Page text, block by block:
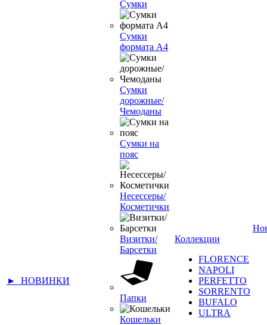
► НОВИНКИ
Сумки
Сумки
формата А4
Сумки
дорожные/
Чемоданы
Сумки на
пояс
Несессеры/
Косметички
Визитки/
Барсетки
Папки
Кошельки
Коллекции
FLORENCE
NAPOLI
PERFETTO
SORRENTO
BUFALO
ULTRA